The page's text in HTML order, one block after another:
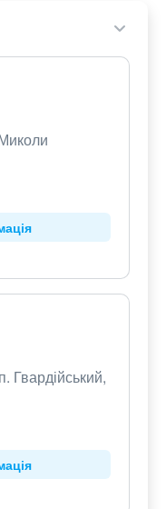
Гвардійський,